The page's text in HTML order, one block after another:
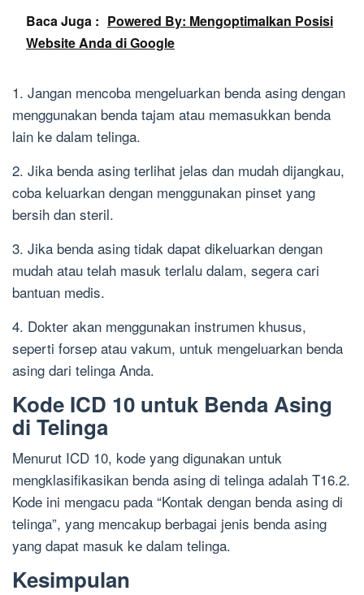
Baca Juga : Powered By: Mengoptimalkan Posisi
Website Anda di Google
1. Jangan mencoba mengeluarkan benda asing dengan
menggunakan benda tajam atau memasukkan benda
lain ke dalam telinga.
2. Jika benda asing terlihat jelas dan mudah dijangkau,
coba keluarkan dengan menggunakan pinset yang
bersih dan steril.
3. Jika benda asing tidak dapat dikeluarkan dengan
mudah atau telah masuk terlalu dalam, segera cari
bantuan medis.
4. Dokter akan menggunakan instrumen khusus,
seperti forsep atau vakum, untuk mengeluarkan benda
asing dari telinga Anda.
Kode ICD 10 untuk Benda Asing
di Telinga
Menurut ICD 10, kode yang digunakan untuk
mengklasifikasikan benda asing di telinga adalah T16.2.
Kode ini mengacu pada “Kontak dengan benda asing di
telinga”, yang mencakup berbagai jenis benda asing
yang dapat masuk ke dalam telinga.
Kesimpulan